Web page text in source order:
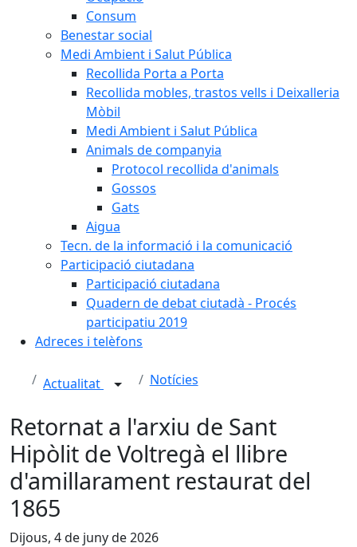
Consum
Benestar social
Medi Ambient i Salut Pública
Recollida Porta a Porta
Recollida mobles, trastos vells i Deixalleria
Mòbil
Medi Ambient i Salut Pública
Animals de companyia
Protocol recollida d'animals
Gossos
Gats
Aigua
Tecn. de la informació i la comunicació
Participació ciutadana
Participació ciutadana
Quadern de debat ciutadà - Procés
participatiu 2019
Adreces i telèfons
Actualitat Notícies
Retornat a l'arxiu de Sant
Hipòlit de Voltregà el llibre
d'amillarament restaurat del
1865
Dijous, 4 de juny de 2026